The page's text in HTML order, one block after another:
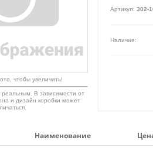
Артикул: 302-
Наличие:
чтобы увеличить!
реальным. В зависимости от
и дизайн коробки может
Наименование